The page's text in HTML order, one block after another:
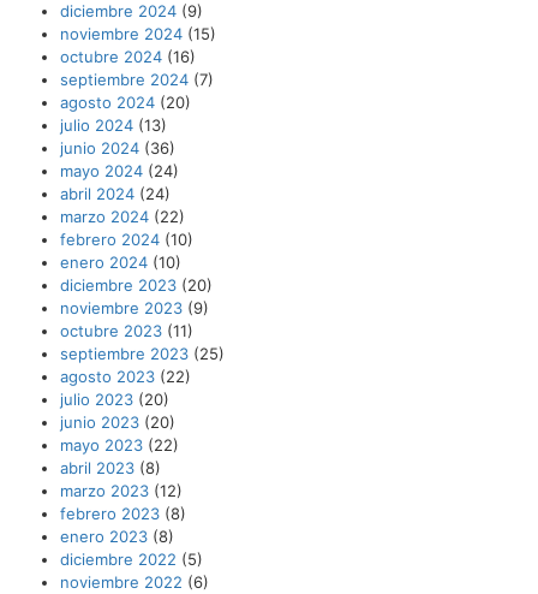
diciembre 2024 (9)
noviembre 2024 (15)
octubre 2024 (16)
septiembre 2024 (7)
agosto 2024 (20)
julio 2024 (13)
junio 2024 (36)
mayo 2024 (24)
abril 2024 (24)
marzo 2024 (22)
febrero 2024 (10)
enero 2024 (10)
diciembre 2023 (20)
noviembre 2023 (9)
octubre 2023 (11)
septiembre 2023 (25)
agosto 2023 (22)
julio 2023 (20)
junio 2023 (20)
mayo 2023 (22)
abril 2023 (8)
marzo 2023 (12)
febrero 2023 (8)
enero 2023 (8)
diciembre 2022 (5)
noviembre 2022 (6)